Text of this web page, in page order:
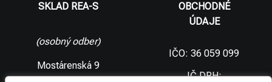
SKLAD REA-S
(osobný odber)
Mostárenská 9
OBCHODNÉ
ÚDAJE
IČO: 36 059 099
IČ DPH: